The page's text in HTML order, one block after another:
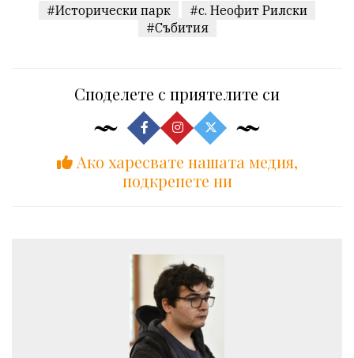
#Исторически парк
#с. Неофит Рилски
#Събития
Споделете с приятелите си
Ако харесвате нашата медия,
подкрепете ни